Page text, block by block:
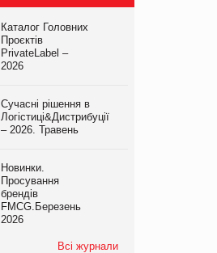
Каталог Головних
Проєктів
PrivateLabel –
2026
Сучасні рішення в
Логістиці&Дистрибуції
– 2026. Травень
Новинки.
Просування
брендів
FMCG.Березень
2026
Всі журнали